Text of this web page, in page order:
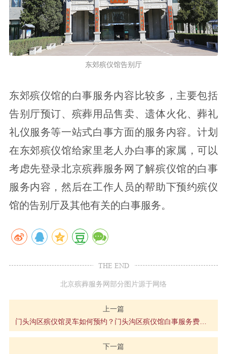
东郊殡仪馆告别厅
东郊殡仪馆的白事服务内容比较多，主要包括
告别厅预订、殡葬用品售卖、遗体火化、葬礼
礼仪服务等一站式白事方面的服务内容。计划
在东郊殡仪馆给家里老人办白事的家属，可以
考虑先登录北京殡葬服务网了解殡仪馆的白事
服务内容，然后在工作人员的帮助下预约殡仪
馆的告别厅及其他有关的白事服务。
THE END
北京殡葬服务网部分图片源于网络
上一篇
门头沟区殡仪馆灵车如何预约？门头沟区殡仪馆白事服务费用多少？
下一篇